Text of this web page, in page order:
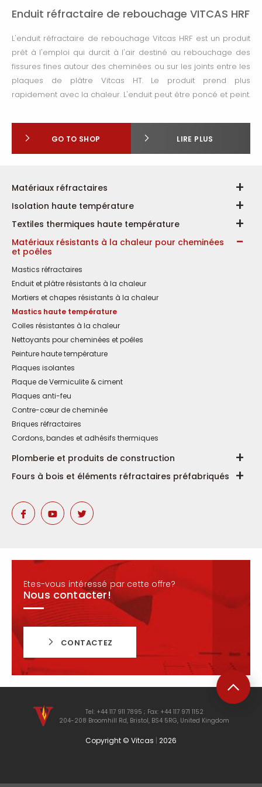
Enduit réfractaire de rebouchage VITCAS HRF
L'enduit réfractaire de rebouchage Vitcas HRF est un produit
prêt à l'emploi qui durcit à l'air destiné au rebouchage des
fissures fines autour des cheminées ou sur les joints entre les
plaques de plâtre Vitcas HT. Le produit prend plus
rapidement avec la chaleur. L'enduit peut être poncé et peint.
GO TO SHOP LIRE PLUS
Matériaux réfractaires
Isolation haute température
Textiles thermiques haute température
Matériaux résistants à la chaleur pour cheminées
et poêles
Mastics réfractaires
Enduit et plâtre résistants à la chaleur
Mortiers et chapes résistants à la chaleur
Mastics haute température
Colles résistantes à la chaleur
Nettoyants pour cheminées et poêles
Peinture haute température
Plaques isolantes
Plaque de Vermiculite & ciment
Plaques anti-feu
Contre-cœur de cheminée
Briques réfractaires
Cordons, bandes et adhésifs thermiques
Plomberie et produits de construction
Fours à bois et éléments réfractaires préfabriqués
Etes-vous intéressé par cette offre?
Nous contacter!
CONTACTEZ
Tel: +44 117 911 7895 ; Fax: +44 117 971 1152
204-208 Broomhill Rd, Bristol, BS4 5RG, United Kingdom
Copyright © Vitcas | 2026